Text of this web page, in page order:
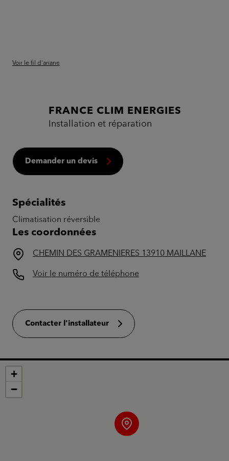
Voir le fil d'ariane
FRANCE CLIM ENERGIES
Installation et réparation
Demander un devis
Spécialités
Climatisation réversible
Les coordonnées
CHEMIN DES GRAMENIERES 13910 MAILLANE
Voir le numéro de téléphone
Contacter l'installateur
+
−